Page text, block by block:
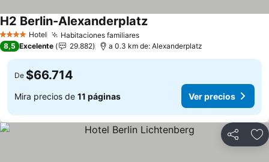
4 EstrellasHotel Habitaciones familiares
H2 Berlin-Alexanderplatz
8,5 Excelente 29.882 a 0.3 km de: Alexanderplatz
De $66.714
Mira precios de 11 páginas Ver precios
Compartir